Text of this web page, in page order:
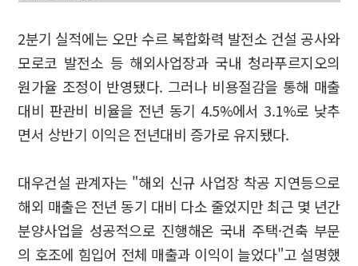
2분기 실적에는 오만 수르 복합화력 발전소 건설 공사와
모로코 발전소 등 해외사업장과 국내 청라푸르지오의
원가율 조정이 반영됐다. 그러나 비용절감을 통해 매출
대비 판관비 비율을 전년 동기 4.5%에서 3.1%로 낮추
면서 상반기 이익은 전년대비 증가로 유지됐다.
대우건설 관계자는 "해외 신규 사업장 착공 지연등으로
해외 매출은 전년 동기 대비 다소 줄었지만 최근 몇 년간
분양사업을 성공적으로 진행해온 국내 주택·건축 부문
의 호조에 힘입어 전체 매출과 이익이 늘었다"고 설명했